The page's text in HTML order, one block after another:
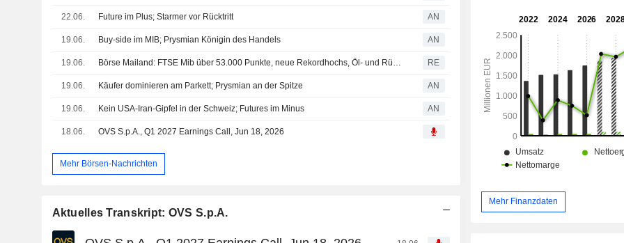
22.06. Future im Plus; Starmer vor Rücktritt AN
19.06. Buy-side im MIB; Prysmian Königin des Handels AN
19.06. Börse Mailand: FTSE Mib über 53.000 Punkte, neue Rekordhochs, Öl- und Rüstungswerte gefragt RE
19.06. Käufer dominieren am Parkett; Prysmian an der Spitze AN
19.06. Kein USA-Iran-Gipfel in der Schweiz; Futures im Minus AN
18.06. OVS S.p.A., Q1 2027 Earnings Call, Jun 18, 2026
Mehr Börsen-Nachrichten
Aktuelles Transkript: OVS S.p.A.
Mehr Finanzdaten